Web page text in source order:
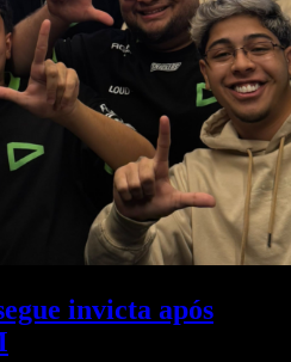
invicta após